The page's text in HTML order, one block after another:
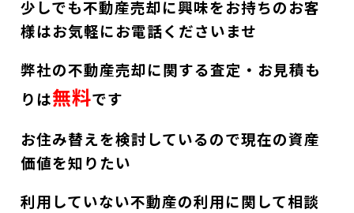
少しでも不動産売却に興味をお持ちのお客
様はお気軽にお電話くださいませ
弊社の不動産売却に関する査定・お見積も
りは無料です
お住み替えを検討しているので現在の資産
価値を知りたい
利用していない不動産の利用に関して相談